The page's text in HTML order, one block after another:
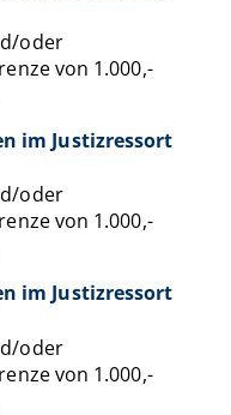
oder
von 1.000,-
im Justizressort
oder
von 1.000,-
im Justizressort
oder
von 1.000,-